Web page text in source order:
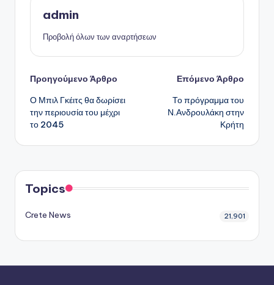
admin
Προβολή όλων των αναρτήσεων
Πλοήγηση
δημοσιεύσεων
Προηγούμενο Άρθρο
Ο Μπιλ Γκέιτς θα δωρίσει
την περιουσία του μέχρι
το 2045
Επόμενο Άρθρο
Το πρόγραμμα του
Ν.Ανδρουλάκη στην
Κρήτη
Topics
Crete News 21,901